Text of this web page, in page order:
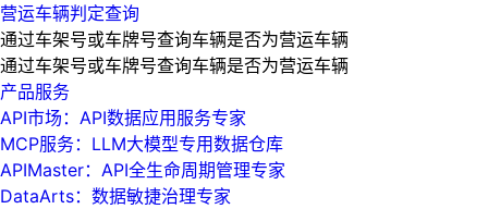
营运车辆判定查询
通过车架号或车牌号查询车辆是否为营运车辆
通过车架号或车牌号查询车辆是否为营运车辆
产品服务
API市场：API数据应用服务专家
MCP服务：LLM大模型专用数据仓库
APIMaster：API全生命周期管理专家
DataArts：数据敏捷治理专家